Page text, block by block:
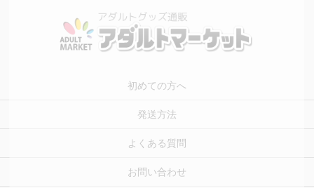
初めての方へ
発送方法
よくある質問
お問い合わせ